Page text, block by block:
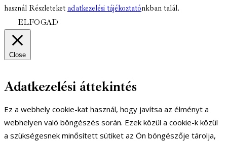
használ Részleteket adatkezelési tájékoztatónkban talál.
ELFOGAD
Close
Adatkezelési áttekintés
Ez a webhely cookie-kat használ, hogy javítsa az élményt a
webhelyen való böngészés során. Ezek közül a cookie-k közül
a szükségesnek minősített sütiket az Ön böngészője tárolja,